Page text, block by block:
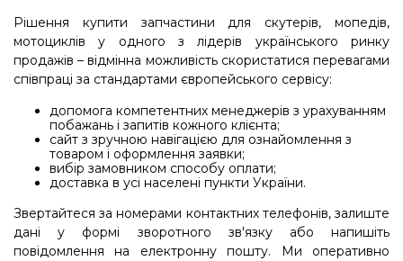
Рішення купити запчастини для скутерів, мопедів,
мотоциклів у одного з лідерів українського ринку
продажів – відмінна можливість скористатися перевагами
співпраці за стандартами європейського сервісу:
допомога компетентних менеджерів з урахуванням
побажань і запитів кожного клієнта;
сайт з зручною навігацією для ознайомлення з
товаром і оформлення заявки;
вибір замовником способу оплати;
доставка в усі населені пункти України.
Звертайтеся за номерами контактних телефонів, залиште
дані у формі зворотного зв'язку або напишіть
повідомлення на електронну пошту. Ми оперативно